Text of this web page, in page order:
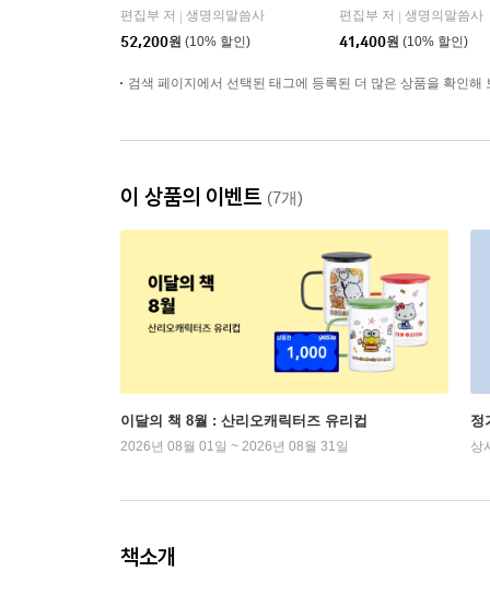
단본/무지퍼/PU/반달 색
인/주석 없음/뉴다크네
이비)
편집부 저
생명의말씀사
52,200원 (10% 할인)
본/색인/천연우피)
편집부 저
생명의말씀사
41,400원 (10% 할인)
검색 페이지에서 선택된 태그에 등록된 더 많은 상품을 확인해
이 상품의 이벤트 (7개)
이달의 책 8월 : 산리오캐릭터즈 유리컵
2026년 08월 01일 ~ 2026년 08월 31일
정
상
책소개